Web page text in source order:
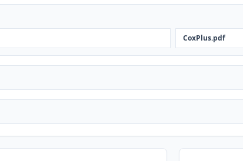
CoxPlus.pdf